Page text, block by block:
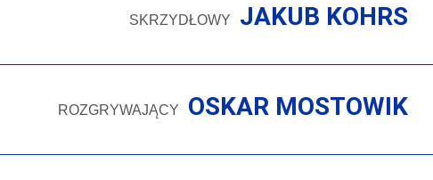
SKRZYDŁOWY JAKUB KOHRS
ROZGRYWAJĄCY OSKAR MOSTOWIK